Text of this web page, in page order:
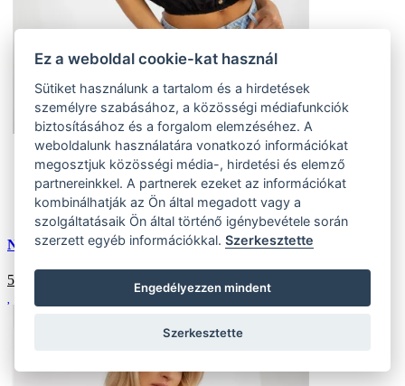
Univerzális
(10 ks)
Szállítás az otthoni:
Külső tároló (10 ks)
Szállítás 4-7 munkanapon belül
Női pamut pöttyös blúz DENISA fekete
5114
Ez a weboldal cookie-kat használ
Sütiket használunk a tartalom és a hirdetések
személyre szabásához, a közösségi médiafunkciók
biztosításához és a forgalom elemzéséhez. A
weboldalunk használatára vonatkozó információkat
megosztjuk közösségi média-, hirdetési és elemző
partnereinkkel. A partnerek ezeket az információkat
kombinálhatják az Ön által megadott vagy a
szolgáltatásaik Ön által történő igénybevétele során
szerzett egyéb információkkal.Szerkesztette
Engedélyezzen mindent
Szerkesztette